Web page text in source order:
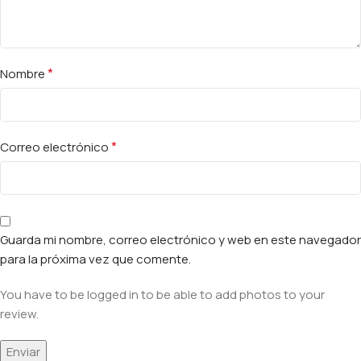
Nombre*
Correo electrónico*
Guarda mi nombre, correo electrónico y web en este navegador
para la próxima vez que comente.
You have to be logged in to be able to add photos to your
review.